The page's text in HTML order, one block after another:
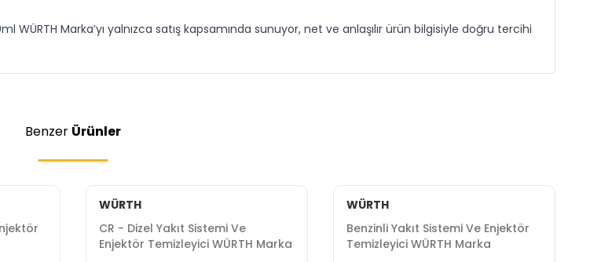
Marka’yı yalnızca satış kapsamında sunuyor, net ve anlaşılır ürün bilgisiyle doğru tercihi
Benzer Ürünler
WÜRTH
CR - Dizel Yakıt Sistemi Ve
Enjektör Temizleyici WÜRTH Marka
WÜRTH
Benzinli Yakıt Sistemi Ve Enjektör
Temizleyici WÜRTH Marka